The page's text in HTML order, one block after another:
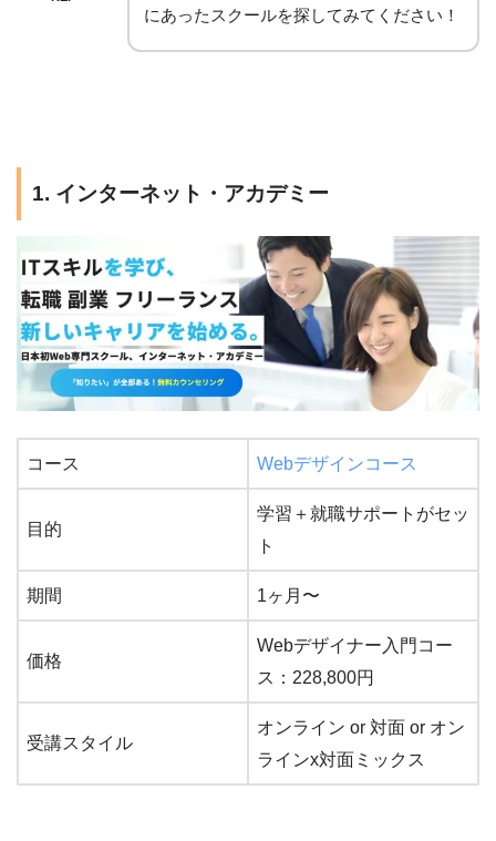
にあったスクールを探してみてください！
1. インターネット・アカデミー
コース Webデザインコース
目的
学習＋就職サポートがセッ
ト
期間 1ヶ月〜
価格
Webデザイナー入門コー
ス：228,800円
受講スタイル
オンライン or 対面 or オン
ラインx対面ミックス